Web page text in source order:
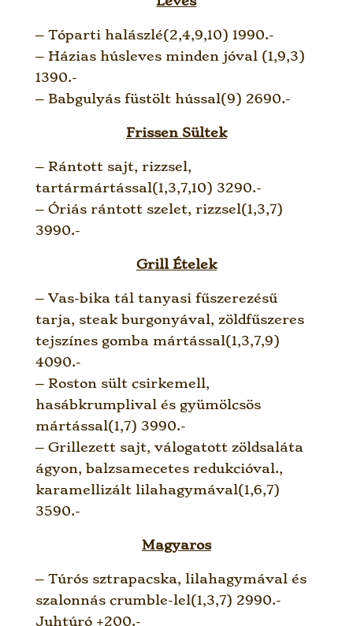
– Tóparti halászlé(2,4,9,10) 1990.-
– Házias húsleves minden jóval (1,9,3)
1390.-
– Babgulyás füstölt hússal(9) 2690.-
Frissen Sültek
– Rántott sajt, rizzsel,
tartármártással(1,3,7,10) 3290.-
– Óriás rántott szelet, rizzsel(1,3,7)
3990.-
Grill Ételek
– Vas-bika tál tanyasi fűszerezésű
tarja, steak burgonyával, zöldfűszeres
tejszínes gomba mártással(1,3,7,9)
4090.-
– Roston sült csirkemell,
hasábkrumplival és gyümölcsös
mártással(1,7) 3990.-
– Grillezett sajt, válogatott zöldsaláta
ágyon, balzsamecetes redukcióval.,
karamellizált lilahagymával(1,6,7)
3590.-
Magyaros
– Túrós sztrapacska, lilahagymával és
szalonnás crumble-lel(1,3,7) 2990.-
Juhtúró +200.-